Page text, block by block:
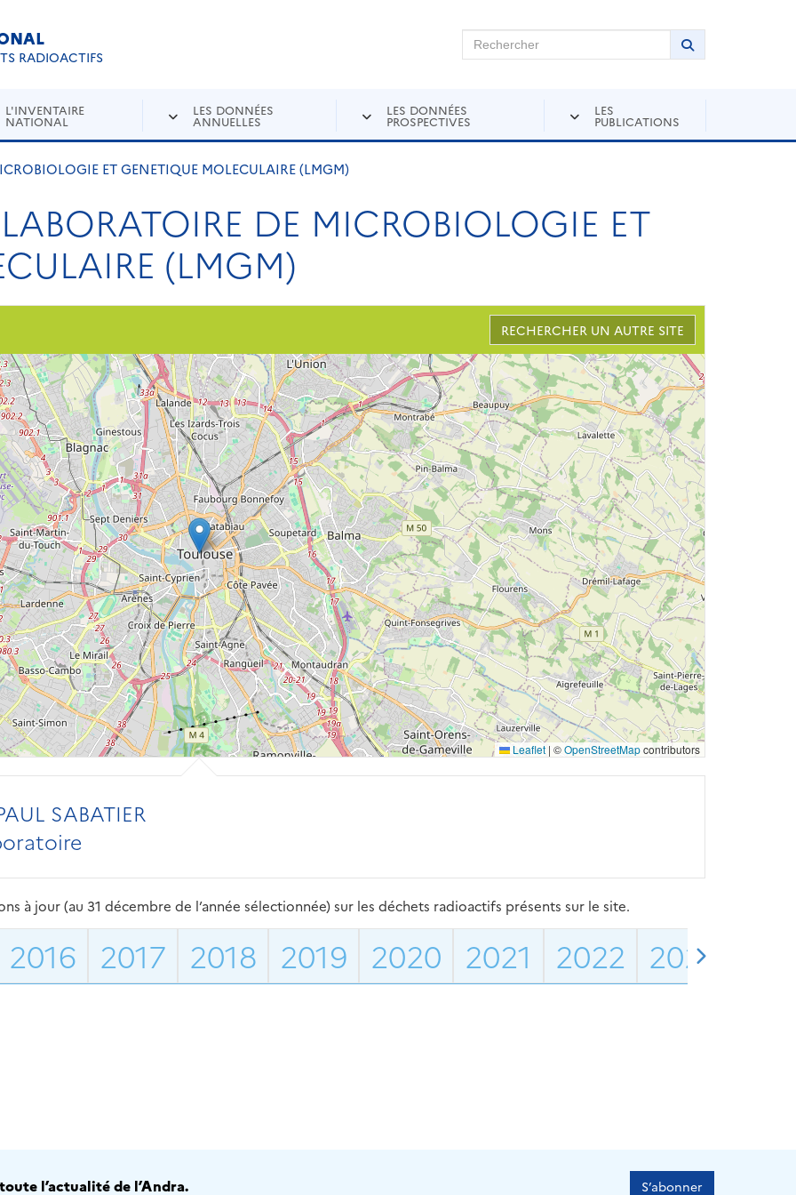
RADIOACTIFS
Rechercher sur Andra Inventaire Rechercher
Lancer la
L'INVENTAIRE
NATIONAL
LES DONNÉES
ANNUELLES
LES DONNÉES
PROSPECTIVES
LES
PUBLICATIONS
ET GENETIQUE MOLECULAIRE (LMGM)
DE MICROBIOLOGIE ET
(LMGM)
RECHERCHER UN AUTRE SITE
Leaflet | ©OpenStreetMapcontributors
SABATIER
à jour (au 31 décembre de l’année sélectionnée) sur les déchets radioactifs présents sur le site.
2016 2017 2018 2019 2020 2021 2022 2023
l’actualité de l’Andra. S’abonner